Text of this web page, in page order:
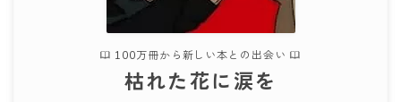
100万冊から新しい本との出会い
枯れた花に涙を